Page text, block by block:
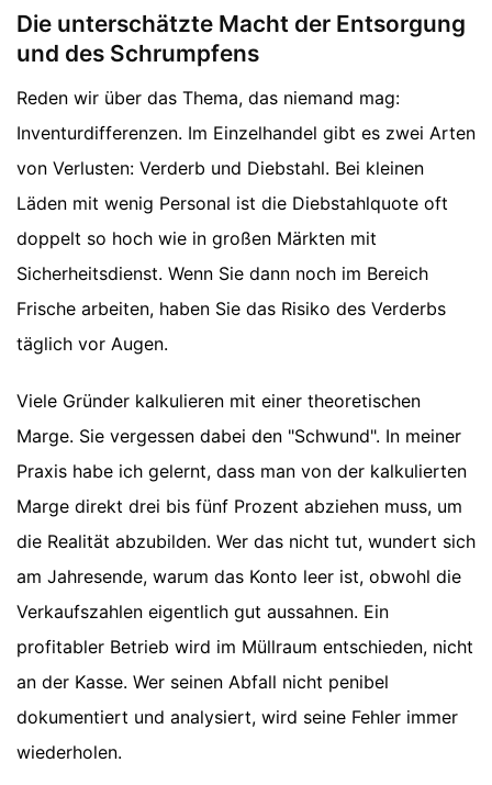
Die unterschätzte Macht der Entsorgung
und des Schrumpfens
Reden wir über das Thema, das niemand mag:
Inventurdifferenzen. Im Einzelhandel gibt es zwei Arten
von Verlusten: Verderb und Diebstahl. Bei kleinen
Läden mit wenig Personal ist die Diebstahlquote oft
doppelt so hoch wie in großen Märkten mit
Sicherheitsdienst. Wenn Sie dann noch im Bereich
Frische arbeiten, haben Sie das Risiko des Verderbs
täglich vor Augen.
Viele Gründer kalkulieren mit einer theoretischen
Marge. Sie vergessen dabei den "Schwund". In meiner
Praxis habe ich gelernt, dass man von der kalkulierten
Marge direkt drei bis fünf Prozent abziehen muss, um
die Realität abzubilden. Wer das nicht tut, wundert sich
am Jahresende, warum das Konto leer ist, obwohl die
Verkaufszahlen eigentlich gut aussahnen. Ein
profitabler Betrieb wird im Müllraum entschieden, nicht
an der Kasse. Wer seinen Abfall nicht penibel
dokumentiert und analysiert, wird seine Fehler immer
wiederholen.